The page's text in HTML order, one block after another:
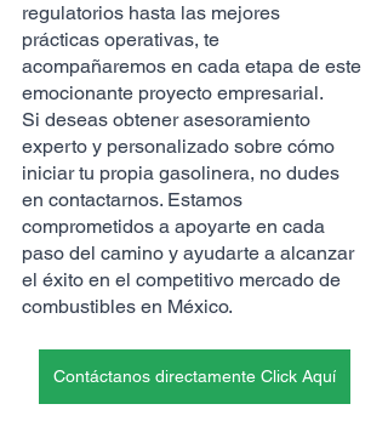
regulatorios hasta las mejores
prácticas operativas, te
acompañaremos en cada etapa de este
emocionante proyecto empresarial.
Si deseas obtener asesoramiento
experto y personalizado sobre cómo
iniciar tu propia gasolinera, no dudes
en contactarnos. Estamos
comprometidos a apoyarte en cada
paso del camino y ayudarte a alcanzar
el éxito en el competitivo mercado de
combustibles en México.
Contáctanos directamente Click Aquí